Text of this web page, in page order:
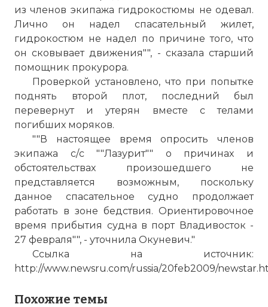
из членов экипажа гидрокостюмы не одевал.
Лично он надел спасательный жилет,
гидрокостюм не надел по причине того, что
он сковывает движения"", - сказала старший
помощник прокурора.
Проверкой установлено, что при попытке
поднять второй плот, последний был
перевернут и утерян вместе с телами
погибших моряков.
""В настоящее время опросить членов
экипажа с/с ""Лазурит"" о причинах и
обстоятельствах произошедшего не
представляется возможным, поскольку
данное спасательное судно продолжает
работать в зоне бедствия. Ориентировочное
время прибытия судна в порт Владивосток -
27 февраля"", - уточнила Окуневич."
Ссылка на источник:
http://www.newsru.com/russia/20feb2009/
Похожие темы
Матросы сухогруза New Star обвиняют
российских пограничников в
затоплении судна
Фото статьи: